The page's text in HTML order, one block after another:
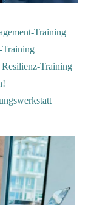
Training
Training
Resilienz-Training